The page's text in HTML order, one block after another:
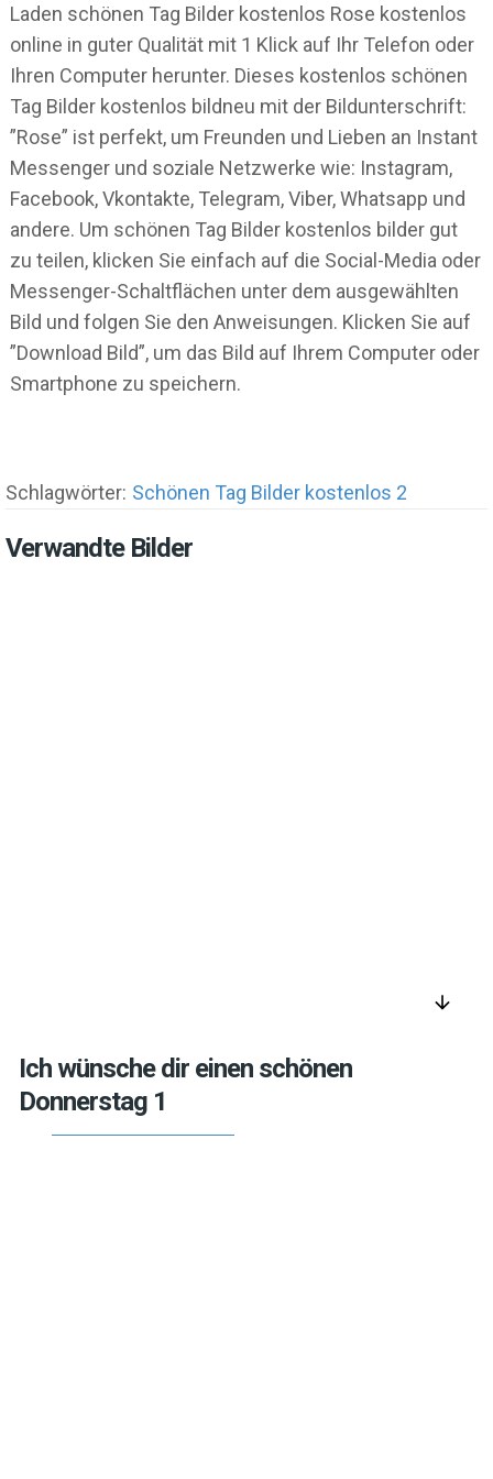
Laden schönen Tag Bilder kostenlos Rose kostenlos
online in guter Qualität mit 1 Klick auf Ihr Telefon oder
Ihren Computer herunter. Dieses kostenlos schönen
Tag Bilder kostenlos bildneu mit der Bildunterschrift:
”Rose” ist perfekt, um Freunden und Lieben an Instant
Messenger und soziale Netzwerke wie: Instagram,
Facebook, Vkontakte, Telegram, Viber, Whatsapp und
andere. Um schönen Tag Bilder kostenlos bilder gut
zu teilen, klicken Sie einfach auf die Social-Media oder
Messenger-Schaltflächen unter dem ausgewählten
Bild und folgen Sie den Anweisungen. Klicken Sie auf
”Download Bild”, um das Bild auf Ihrem Computer oder
Smartphone zu speichern.
Schlagwörter: Schönen Tag Bilder kostenlos 2
Verwandte Bilder
arrow_downward
Ich wünsche dir einen schönen
Donnerstag 1